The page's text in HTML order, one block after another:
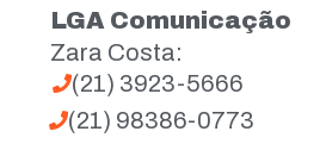
LGA Comunicação
Zara Costa:
(21) 3923-5666
(21) 98386-0773